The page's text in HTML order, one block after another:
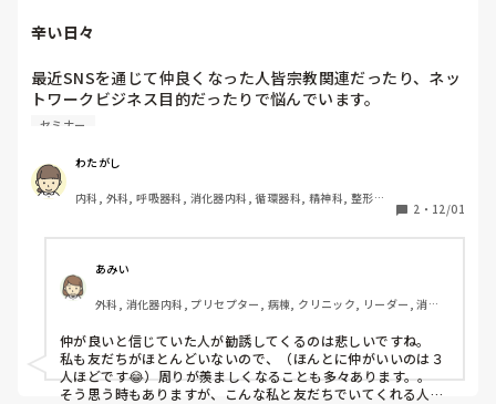
辛い日々
最近SNSを通じて仲良くなった人皆宗教関連だったり、ネッ
トワークビジネス目的だったりで悩んでいます。
本当 高校や専門の時も友達がなかなか続かなくて社会人に
しのような気がしています。
友達って昔から幼なじみとかネットで仲良くなったり関係が
続いている人を見ると周りを羨ましいなぁって目で見ている
特に直近は本当にやっと仲良く出来ると信じていた人がネッ
トワークビジネス会社関連の商品を買うことを条件にセミナ
ーに誘われていたことがわかり、できないことをはっきり伝
えたら連絡こなくなりました。。。
セミナー
わたがし
内科, 外科, 呼吸器科, 消化器内科, 循環器科, 精神科, 整形外
2 ・ 12/01
あみい
外科, 消化器内科, プリセプター, 病棟, クリニック, リーダー, 消化
仲が良いと信じていた人が勧誘してくるのは悲しいですね。
私も友だちがほとんどいないので、（ほんとに仲がいいのは３
人ほどです😂）周りが羨ましくなることも多々あります。。
そう思う時もありますが、こんな私と友だちでいてくれる人を